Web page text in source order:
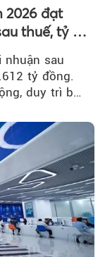
2026 đạt
thuế, tỷ lệ
nhuận sau
tỷ đồng.
duy trì bộ